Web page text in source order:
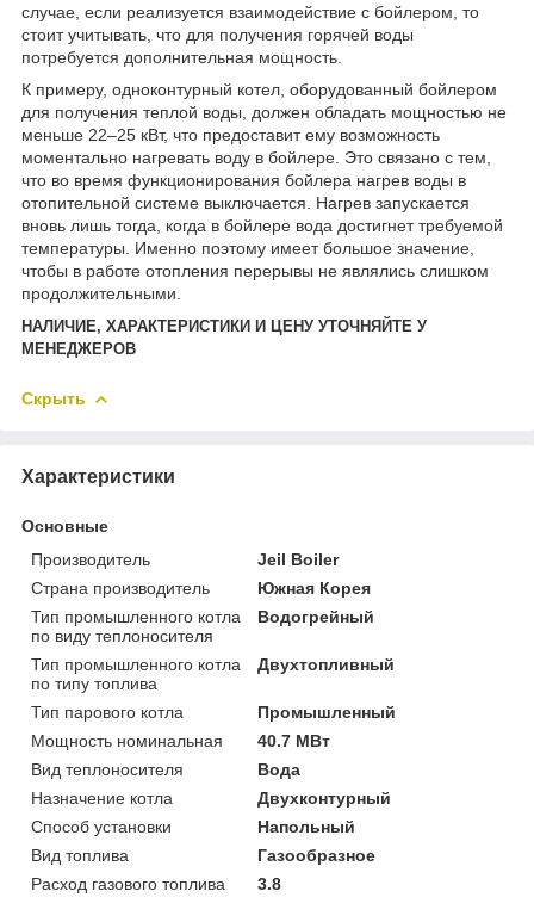
случае, если реализуется взаимодействие с бойлером, то
стоит учитывать, что для получения горячей воды
потребуется дополнительная мощность.
К примеру, одноконтурный котел, оборудованный бойлером
для получения теплой воды, должен обладать мощностью не
меньше 22–25 кВт, что предоставит ему возможность
моментально нагревать воду в бойлере. Это связано с тем,
что во время функционирования бойлера нагрев воды в
отопительной системе выключается. Нагрев запускается
вновь лишь тогда, когда в бойлере вода достигнет требуемой
температуры. Именно поэтому имеет большое значение,
чтобы в работе отопления перерывы не являлись слишком
продолжительными.
НАЛИЧИЕ, ХАРАКТЕРИСТИКИ И ЦЕНУ УТОЧНЯЙТЕ У
МЕНЕДЖЕРОВ
Скрыть
Характеристики
Основные
Производитель
Jeil Boiler
Страна производитель
Южная Корея
Тип промышленного котла
по виду теплоносителя
Водогрейный
Тип промышленного котла
по типу топлива
Двухтопливный
Тип парового котла
Промышленный
Мощность номинальная
40.7 МВт
Вид теплоносителя
Вода
Назначение котла
Двухконтурный
Способ установки
Напольный
Вид топлива
Газообразное
Расход газового топлива
3.8